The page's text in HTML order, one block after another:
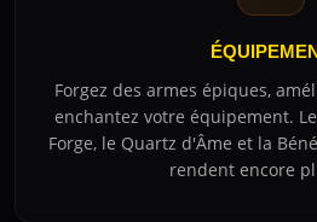
Forgez des armes épiques,
enchantez votre équipement.
Forge, le Quartz d'Âme et la
rendent encore